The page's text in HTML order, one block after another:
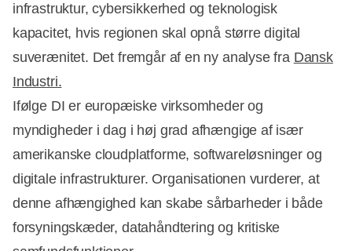
infrastruktur, cybersikkerhed og teknologisk
kapacitet, hvis regionen skal opnå større digital
suverænitet. Det fremgår af en ny analyse fra Dansk
Industri.
Ifølge DI er europæiske virksomheder og
myndigheder i dag i høj grad afhængige af især
amerikanske cloudplatforme, softwareløsninger og
digitale infrastrukturer. Organisationen vurderer, at
denne afhængighed kan skabe sårbarheder i både
forsyningskæder, datahåndtering og kritiske